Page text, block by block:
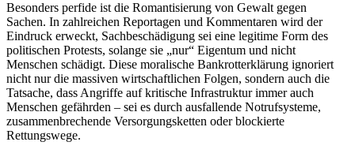
Besonders perfide ist die Romantisierung von Gewalt gegen
Sachen. In zahlreichen Reportagen und Kommentaren wird der
Eindruck erweckt, Sachbeschädigung sei eine legitime Form des
politischen Protests, solange sie „nur“ Eigentum und nicht
Menschen schädigt. Diese moralische Bankrotterklärung ignoriert
nicht nur die massiven wirtschaftlichen Folgen, sondern auch die
Tatsache, dass Angriffe auf kritische Infrastruktur immer auch
Menschen gefährden – sei es durch ausfallende Notrufsysteme,
zusammenbrechende Versorgungsketten oder blockierte
Rettungswege.